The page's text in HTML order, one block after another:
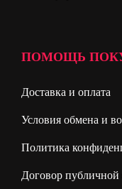
ПОМОЩЬ
Доставка и оплата
Условия обмена и
Политика
Договор